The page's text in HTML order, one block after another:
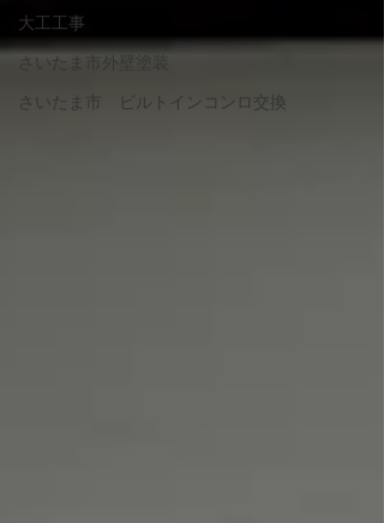
大工工事
さいたま市外壁塗装
さいたま市 ビルトインコンロ交換